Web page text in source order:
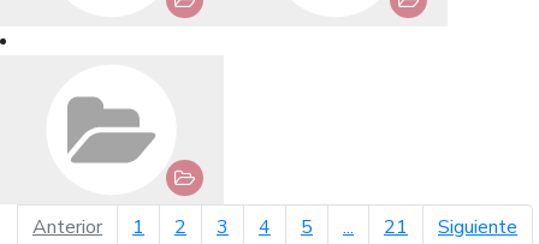
Anteriorpágina anterior
1 2 3 4 5 ... 21 Siguiente